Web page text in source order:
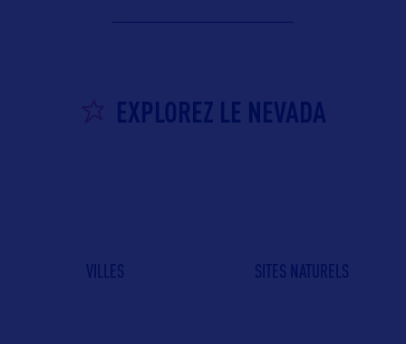
EXPLOREZ LE NEVADA
VILLES SITES NATURELS